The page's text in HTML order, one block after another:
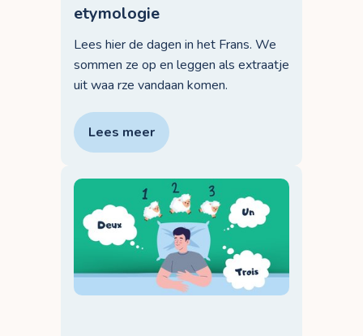
etymologie
Lees hier de dagen in het Frans. We
sommen ze op en leggen als extraatje
uit waa rze vandaan komen.
Lees meer